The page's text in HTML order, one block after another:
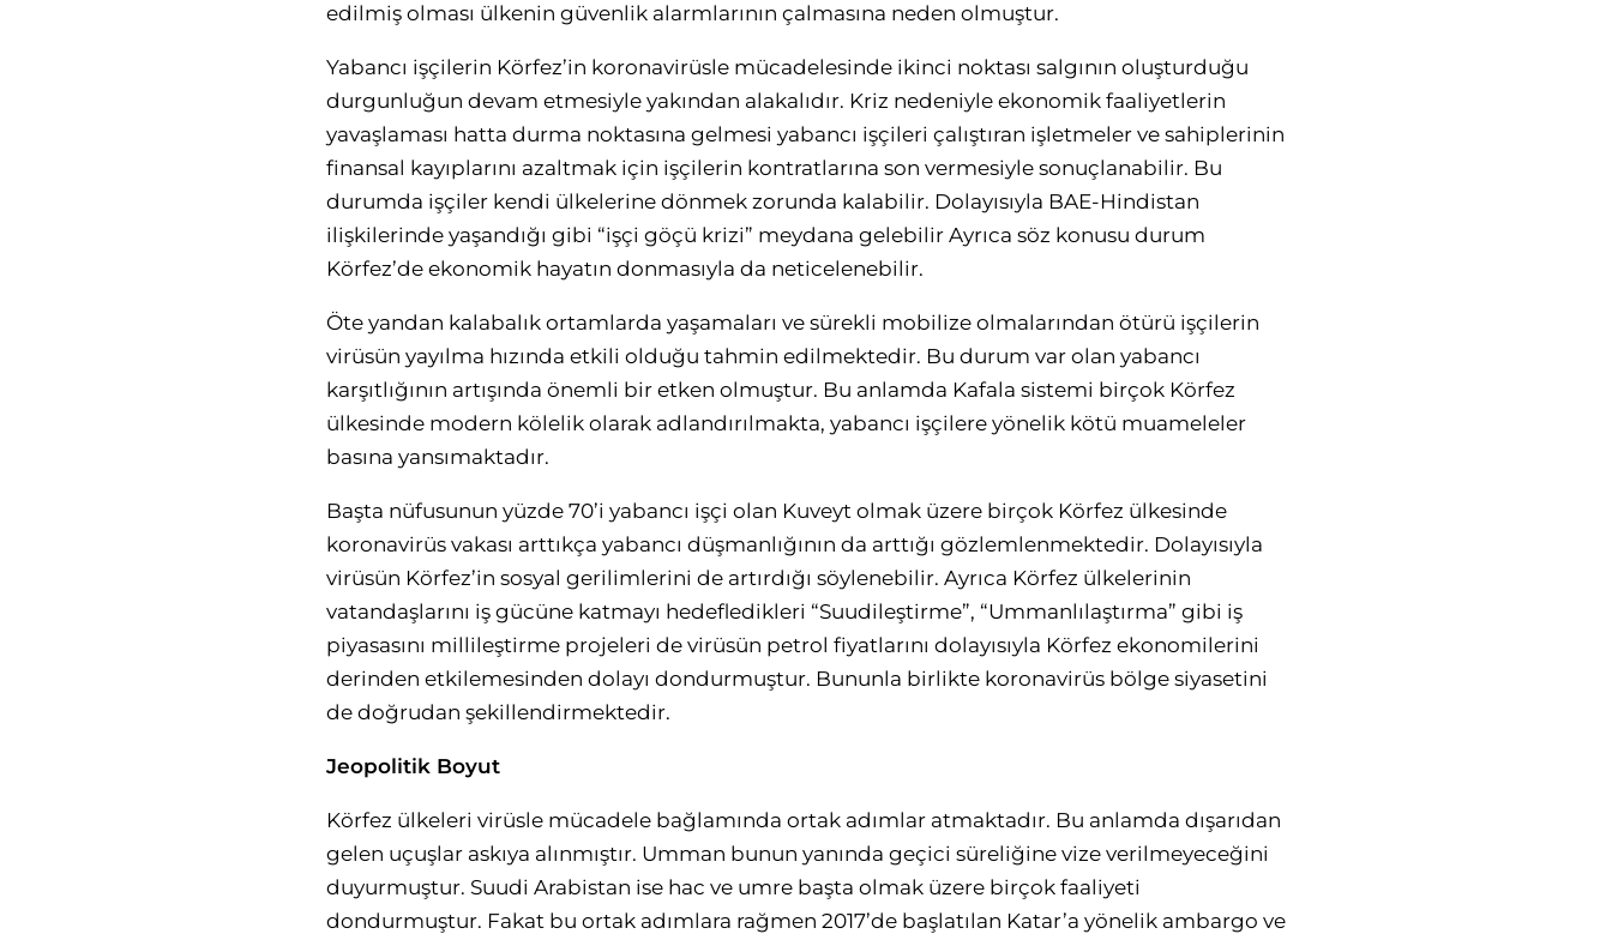
edilmiş olması ülkenin güvenlik alarmlarının çalmasına neden olmuştur.
Yabancı işçilerin Körfez’in koronavirüsle mücadelesinde ikinci noktası salgının oluşturduğu
durgunluğun devam etmesiyle yakından alakalıdır. Kriz nedeniyle ekonomik faaliyetlerin
yavaşlaması hatta durma noktasına gelmesi yabancı işçileri çalıştıran işletmeler ve sahiplerinin
finansal kayıplarını azaltmak için işçilerin kontratlarına son vermesiyle sonuçlanabilir. Bu
durumda işçiler kendi ülkelerine dönmek zorunda kalabilir. Dolayısıyla BAE-Hindistan
ilişkilerinde yaşandığı gibi “işçi göçü krizi” meydana gelebilir Ayrıca söz konusu durum
Körfez’de ekonomik hayatın donmasıyla da neticelenebilir.
Öte yandan kalabalık ortamlarda yaşamaları ve sürekli mobilize olmalarından ötürü işçilerin
virüsün yayılma hızında etkili olduğu tahmin edilmektedir. Bu durum var olan yabancı
karşıtlığının artışında önemli bir etken olmuştur. Bu anlamda Kafala sistemi birçok Körfez
ülkesinde modern kölelik olarak adlandırılmakta, yabancı işçilere yönelik kötü muameleler
basına yansımaktadır.
Başta nüfusunun yüzde 70’i yabancı işçi olan Kuveyt olmak üzere birçok Körfez ülkesinde
koronavirüs vakası arttıkça yabancı düşmanlığının da arttığı gözlemlenmektedir. Dolayısıyla
virüsün Körfez’in sosyal gerilimlerini de artırdığı söylenebilir. Ayrıca Körfez ülkelerinin
vatandaşlarını iş gücüne katmayı hedefledikleri “Suudileştirme”, “Ummanlılaştırma” gibi iş
piyasasını millileştirme projeleri de virüsün petrol fiyatlarını dolayısıyla Körfez ekonomilerini
derinden etkilemesinden dolayı dondurmuştur. Bununla birlikte koronavirüs bölge siyasetini
de doğrudan şekillendirmektedir.
Jeopolitik Boyut
Körfez ülkeleri virüsle mücadele bağlamında ortak adımlar atmaktadır. Bu anlamda dışarıdan
gelen uçuşlar askıya alınmıştır. Umman bunun yanında geçici süreliğine vize verilmeyeceğini
duyurmuştur. Suudi Arabistan ise hac ve umre başta olmak üzere birçok faaliyeti
dondurmuştur. Fakat bu ortak adımlara rağmen 2017’de başlatılan Katar’a yönelik ambargo ve